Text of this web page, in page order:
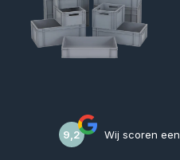
9,2 Wij scoren een